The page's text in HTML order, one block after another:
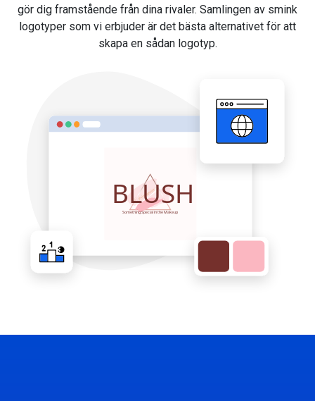
gör dig framstående från dina rivaler. Samlingen av smink
logotyper som vi erbjuder är det bästa alternativet för att
skapa en sådan logotyp.